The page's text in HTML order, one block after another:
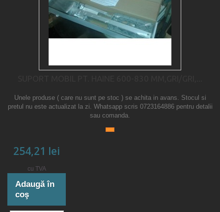
Unele produse ( care nu sunt pe stoc ) se achita in avans. Stocul si
pretul nu este actualizat la zi. Whatsapp scris 0723164886 pentru detalii
sau comanda.
254,21 lei
cu TVA
Adaugă în
coş